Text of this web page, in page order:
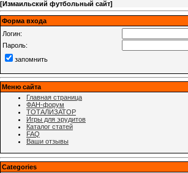
[Измаильский футбольный сайт]
Форма входа
Логин:
Пароль:
запомнить
Меню сайта
Главная страница
ФАН-форум
ТОТАЛИЗАТОР
Игры для эрудитов
Каталог статей
FAQ
Ваши отзывы
Categories